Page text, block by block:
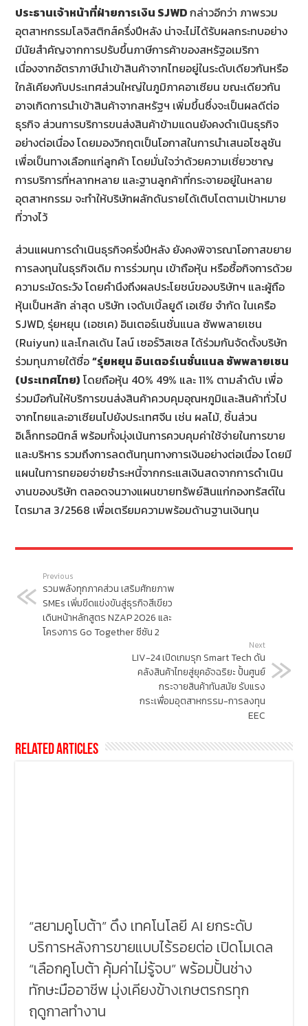
ประธานเจ้าหน้าที่ฝ่ายการเงิน SJWDกล่าวอีกว่า ภาพรวม
อุตสาหกรรมโลจิสติกส์ครึ่งปีหลัง น่าจะไม่ได้รับผลกระทบอย่าง
มีนัยสำคัญจากการปรับขึ้นภาษีการค้าของสหรัฐอเมริกา
เนื่องจากอัตราภาษีนำเข้าสินค้าจากไทยอยู่ในระดับเดียวกันหรือ
ใกล้เคียงกับประเทศส่วนใหญ่ในภูมิภาคอาเซียน ขณะเดียวกัน
อาจเกิดการนำเข้าสินค้าจากสหรัฐฯ เพิ่มขึ้นซึ่งจะเป็นผลดีต่อ
ธุรกิจ ส่วนการบริการขนส่งสินค้าข้ามแดนยังคงดำเนินธุรกิจ
อย่างต่อเนื่อง โดยมองวิกฤตเป็นโอกาสในการนำเสนอโซลูชัน
เพื่อเป็นทางเลือกแก่ลูกค้า โดยมั่นใจว่าด้วยความเชี่ยวชาญ
การบริการที่หลากหลาย และฐานลูกค้าที่กระจายอยู่ในหลาย
อุตสาหกรรม จะทำให้บริษัทผลักดันรายได้เติบโตตามเป้าหมาย
ที่วางไว้
ส่วนแผนการดำเนินธุรกิจครี่งปีหลัง ยังคงพิจารณาโอกาสขยาย
การลงทุนในธุรกิจเดิม การร่วมทุน เข้าถือหุ้น หรือซื้อกิจการด้วย
ความระมัดระวัง โดยคำนึงถึงผลประโยชน์ของบริษัทฯ และผู้ถือ
หุ้นเป็นหลัก ล่าสุด บริษัท เจดับเบิ้ลยูดี เอเชีย จำกัด ในเครือ
SJWD, รุ่ยหยุน (เอชเค) อินเตอร์เนชั่นแนล ซัพพลายเชน
(Ruiyun) และโกลเด้น ไลน์ เซอร์วิสเซส ได้ร่วมกันจัดตั้งบริษัท
ร่วมทุนภายใต้ชื่อ“รุ่ยหยุน อินเตอร์เนชั่นแนล ซัพพลายเชน
(ประเทศไทย) โดยถือหุ้น 40% 49% และ 11% ตามลำดับ เพื่อ
ร่วมมือกันให้บริการขนส่งสินค้าควบคุมอุณหภูมิและสินค้าทั่วไป
จากไทยและอาเซียนไปยังประเทศจีน เช่น ผลไม้, ชิ้นส่วน
อิเล็กทรอนิกส์ พร้อมทั้งมุ่งเน้นการควบคุมค่าใช้จ่ายในการขาย
และบริหาร รวมถึงการลดต้นทุนทางการเงินอย่างต่อเนื่อง โดยมี
แผนในการทยอยจ่ายชำระหนี้จากกระแสเงินสดจากการดำเนิน
งานของบริษัท ตลอดจนวางแผนขายทรัพย์สินแก่กองทรัสต์ใน
ไตรมาส 3/2568 เพื่อเตรียมความพร้อมด้านฐานเงินทุน
Previous
รวมพลังทุกภาคส่วน เสริมศักยภาพ
SMEs เพิ่มขีดแข่งขันสู่ธุรกิจสีเขียว
เดินหน้าหลักสูตร NZAP 2026 และ
โครงการ Go Together ซีซัน 2
Next
LIV-24 เปิดเกมรุก Smart Tech ดัน
คลังสินค้าไทยสู่ยุคอัจฉริยะ ปั้นศูนย์
กระจายสินค้าทันสมัย รับแรง
กระเพื่อมอุตสาหกรรม-การลงทุน
EEC
Related Articles
“สยามคูโบต้า” ดึง เทคโนโลยี AI ยกระดับ
บริการหลังการขายแบบไร้รอยต่อ เปิดโมเดล
“เลือกคูโบต้า คุ้มค่าไม่รู้จบ” พร้อมปั้นช่าง
ทักษะมืออาชีพ มุ่งเคียงข้างเกษตรกรทุก
ฤดูกาลทำงาน